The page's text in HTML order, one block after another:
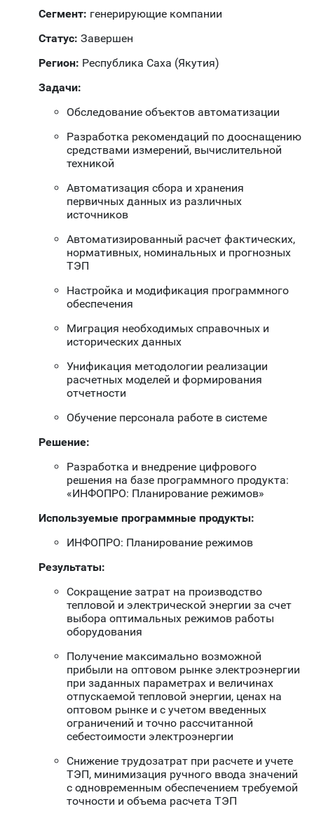
Сегмент: генерирующие компании
Статус: Завершен
Регион: Республика Саха (Якутия)
Задачи:
Обследование объектов автоматизации
Разработка рекомендаций по дооснащению
средствами измерений, вычислительной
техникой
Автоматизация сбора и хранения
первичных данных из различных
источников
Автоматизированный расчет фактических,
нормативных, номинальных и прогнозных
ТЭП
Настройка и модификация программного
обеспечения
Миграция необходимых справочных и
исторических данных
Унификация методологии реализации
расчетных моделей и формирования
отчетности
Обучение персонала работе в системе
Решение:
Разработка и внедрение цифрового
решения на базе программного продукта:
«ИНФОПРО: Планирование режимов»
Используемые программные продукты:
ИНФОПРО: Планирование режимов
Результаты:
Сокращение затрат на производство
тепловой и электрической энергии за счет
выбора оптимальных режимов работы
оборудования
Получение максимально возможной
прибыли на оптовом рынке электроэнергии
при заданных параметрах и величинах
отпускаемой тепловой энергии, ценах на
оптовом рынке и с учетом введенных
ограничений и точно рассчитанной
себестоимости электроэнергии
Снижение трудозатрат при расчете и учете
ТЭП, минимизация ручного ввода значений
с одновременным обеспечением требуемой
точности и объема расчета ТЭП